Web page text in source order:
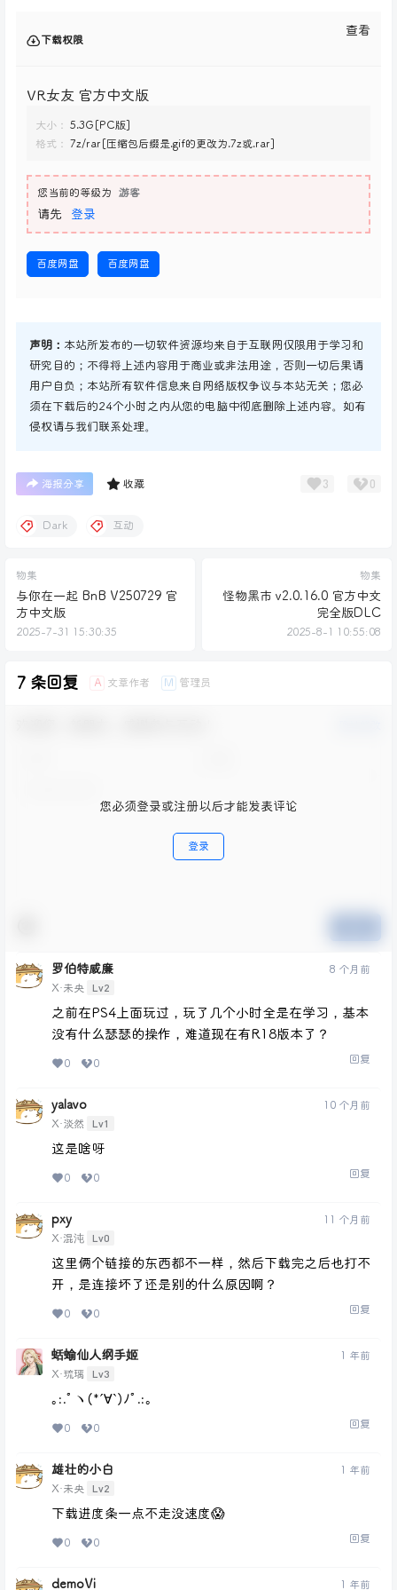
下载权限
查看
VR女友 官方中文版
大小：
5.3G[PC版]
格式：
7z/rar[压缩包后缀是.gif的更改为.7z或.rar]
您当前的等级为 游客
请先 登录
百度网盘 百度网盘
声明： 本站所发布的一切软件资源均来自于互联网仅限用于学习和
研究目的；不得将上述内容用于商业或非法用途，否则一切后果请
用户自负；本站所有软件信息来自网络版权争议与本站无关；您必
须在下载后的24个小时之内从您的电脑中彻底删除上述内容。如有
侵权请与我们联系处理。
海报分享 收藏 3 0
Dark 互动
物集
与你在一起 BnB V250729 官
方中文版
2025-7-31 15:30:35
物集
怪物黑市 v2.0.16.0 官方中文
完全版DLC
2025-8-1 10:55:08
7 条回复 A 文章作者 M 管理员
您必须登录或注册以后才能发表评论
登录
罗伯特威廉
X·未央 Lv2
8 个月前
之前在PS4上面玩过，玩了几个小时全是在学习，基本
没有什么瑟瑟的操作，难道现在有R18版本了？
0 0 回复
yalavo
X·淡然 Lv1
10 个月前
这是啥呀
0 0 回复
pxy
X·混沌 Lv0
11 个月前
这里俩个链接的东西都不一样，然后下载完之后也打不
开，是连接坏了还是别的什么原因啊？
0 0 回复
蛞蝓仙人纲手姬
X·琉璃 Lv3
1 年前
｡:.ﾟヽ(*´∀`)ﾉﾟ.:｡
0 0 回复
雄壮的小白
X·未央 Lv2
1 年前
下载进度条一点不走没速度😱
0 0 回复
demoVi 1 年前